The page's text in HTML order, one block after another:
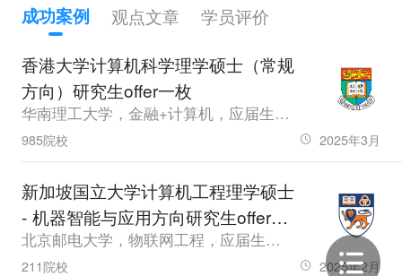
学生量身打造最契合的申请
成功案例 观点文章
学员评价
香港大学计算机科学理学硕士（常规
方向）研究生offer一枚
华南理工大学，金融+计算机，应届生，GPA3.4，雅思6.5、六级518.0
985院校 2025年3月
新加坡国立大学计算机工程理学硕士
- 机器智能与应用方向研究生offer一
枚
北京邮电大学，物联网工程，应届生，GPA89，雅思7.0
211院校 2025年2月